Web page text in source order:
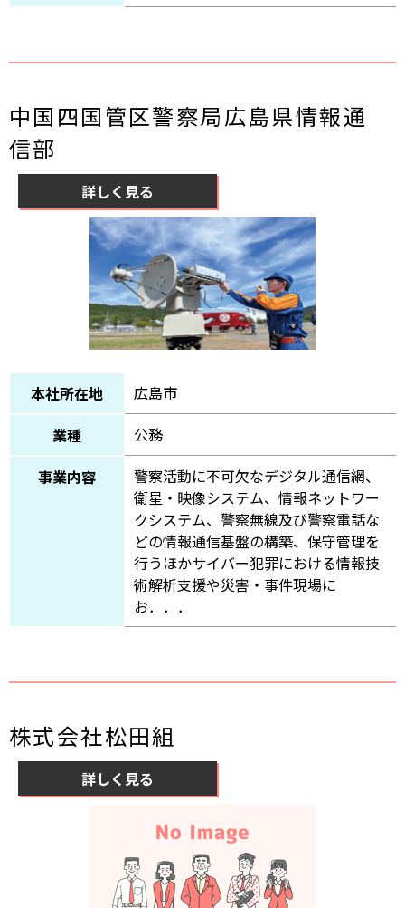
中国四国管区警察局広島県情報通
信部
詳しく見る
本社所在地
広島市
業種
公務
事業内容
警察活動に不可欠なデジタル通信網、
衛星・映像システム、情報ネットワー
クシステム、警察無線及び警察電話な
どの情報通信基盤の構築、保守管理を
行うほかサイバー犯罪における情報技
術解析支援や災害・事件現場に
お．．．
株式会社松田組
詳しく見る